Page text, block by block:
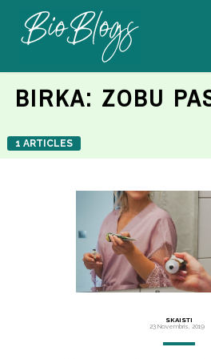
BIRKA: ZOBU
1 ARTICLES
SKAISTI
23 Novembris, 2019